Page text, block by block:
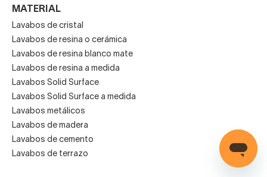
MATERIAL
Lavabos de cristal
Lavabos de resina o cerámica
Lavabos de resina blanco mate
Lavabos de resina a medida
Lavabos Solid Surface
Lavabos Solid Surface a medida
Lavabos metálicos
Lavabos de madera
Lavabos de cemento
Lavabos de terrazo